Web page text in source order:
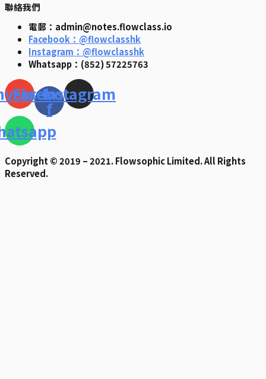
聯絡我們
電郵：admin@notes.flowclass.io
Facebook：@flowclasshk
Instagram：@flowclasshk
Whatsapp：(852) 57225763
Facebook-
f
Instagram
Copyright © 2019 – 2021. Flowsophic Limited. All Rights
Reserved.